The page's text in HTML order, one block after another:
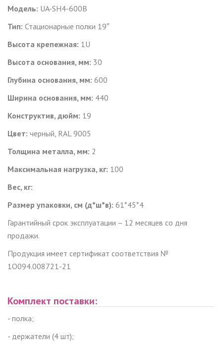
Модель: UA-SH4-600B
Тип: Стационарные полки 19″
Высота крепежная: 1 U
Высота основания, мм: 30
Глубина основания, мм: 600
Ширина основания, мм: 440
Конструктив, дюйм: 19
Цвет: черный, RAL 9005
Толщина металла, мм: 2
Максимальная нагрузка, кг: 100
Вес, кг:
Размер упаковки, см (д*ш*в): 61*45*4
Гарантийный срок эксплуатации – 12 месяцев со дня
продажи.
Продукция имеет сертификат соответствия №
1О094.008721-21
Комплект поставки:
- полка;
- держатели (4 шт);